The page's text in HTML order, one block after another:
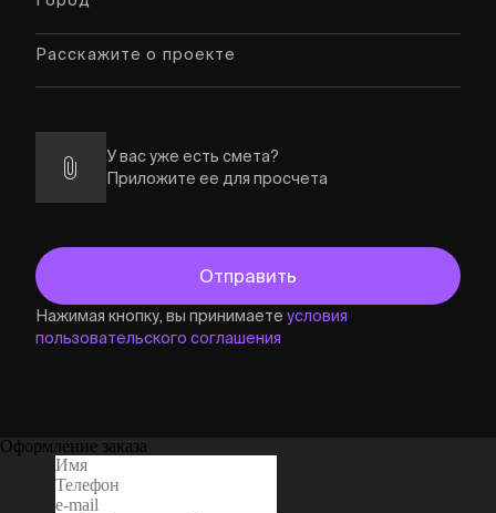
У вас уже есть смета?
Приложите ее для просчета
Нажимая кнопку, вы принимаете условия
пользовательского соглашения
Оформление заказа